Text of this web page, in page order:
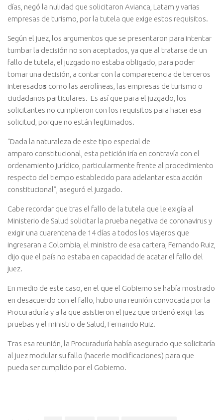
días, negó la nulidad que solicitaron Avianca, Latam y varias
empresas de turismo, por la tutela que exige estos requisitos.
Según el juez, los argumentos que se presentaron para intentar
tumbar la decisión no son aceptados, ya que al tratarse de un
fallo de tutela, el juzgado no estaba obligado, para poder
tomar una decisión, a contar con la comparecencia de terceros
interesados como las aerolíneas, las empresas de turismo o
ciudadanos particulares. Es así que para el juzgado, los
solicitantes no cumplieron con los requisitos para hacer esa
solicitud, porque no están legitimados.
“Dada la naturaleza de este tipo especial de
amparo constitucional, esta petición iría en contravía con el
ordenamiento jurídico, particularmente frente al procedimiento
respecto del tiempo establecido para adelantar esta acción
constitucional”, aseguró el juzgado.
Cabe recordar que tras el fallo de la tutela que le exigía al
Ministerio de Salud solicitar la prueba negativa de coronavirus y
exigir una cuarentena de 14 días a todos los viajeros que
ingresaran a Colombia, el ministro de esa cartera, Fernando Ruiz,
dijo que el país no estaba en capacidad de acatar el fallo del
juez.
En medio de este caso, en el que el Gobierno se había mostrado
en desacuerdo con el fallo, hubo una reunión convocada por la
Procuraduría y a la que asistieron el juez que ordenó exigir las
pruebas y el ministro de Salud, Fernando Ruiz.
Tras esa reunión, la Procuraduría había asegurado que solicitaría
al juez modular su fallo (hacerle modificaciones) para que
pueda ser cumplido por el Gobierno.